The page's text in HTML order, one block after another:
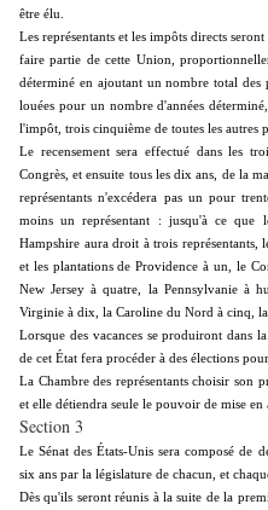
être élu.
Les représentants et les impôts directs
faire partie de cette Union,
déterminé en ajoutant un nombre total des
louées pour un nombre d'années
l'impôt, trois cinquième de toutes les autres
Le recensement sera effectué dans les
Congrès, et ensuite tous les dix ans, de la
représentants n'excédera pas un pour
moins un représentant : jusqu'à ce que
Hampshire aura droit à trois représentants,
et les plantations de Providence à un, le
New Jersey à quatre, la Pennsylvanie à
Virginie à dix, la Caroline du Nord à cinq,
Lorsque des vacances se produiront dans
de cet État fera procéder à des élections
La Chambre des représentants choisir son
et elle détiendra seule le pouvoir de mise en
Section 3
Le Sénat des États-Unis sera composé de
six ans par la législature de chacun, et
Dès qu'ils seront réunis à la suite de la